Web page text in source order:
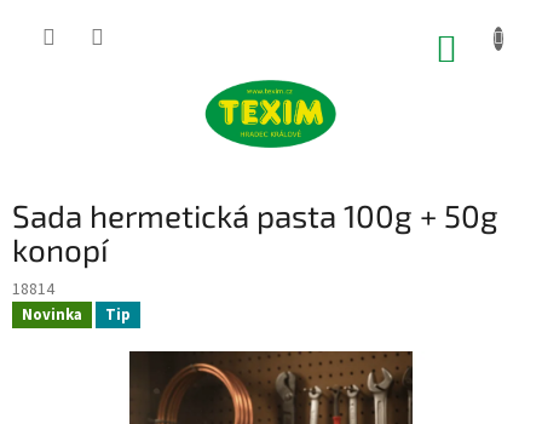
Sada hermetická pasta 100g + 50g
konopí
18814
Novinka Tip